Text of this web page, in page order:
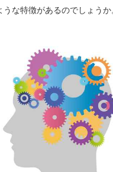
うな特徴があるのでしょうか